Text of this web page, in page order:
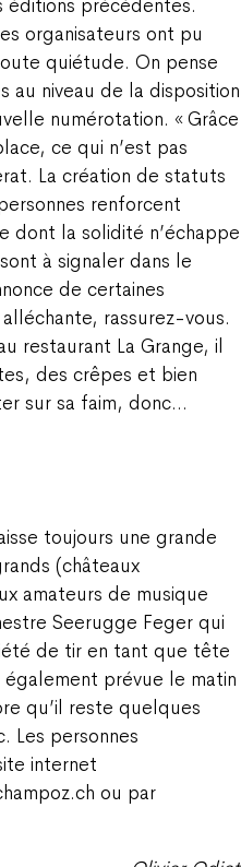
précédentes.
organisateurs ont pu
quiétude. On pense
au niveau de la disposition
numérotation. « Grâce
ce qui n’est pas
La création de statuts
renforcent
dont la solidité n’échappe
à signaler dans le
de certaines
rassurez-vous.
restaurant La Grange, il
des crêpes et bien
sur sa faim, donc…
toujours une grande
(châteaux
amateurs de musique
Seerugge Feger qui
de tir en tant que tête
également prévue le matin
qu’il reste quelques
Les personnes
internet
ou par